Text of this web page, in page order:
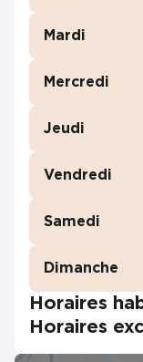
Mardi
Mercredi
Jeudi
Vendredi
Samedi
Dimanche
Horaires
Horaires